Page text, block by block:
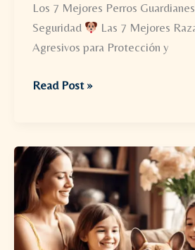
Los 7 Mejores Perros
Seguridad
Las 7 Mejores
Agresivos para Protección y
Perros
Read Post »